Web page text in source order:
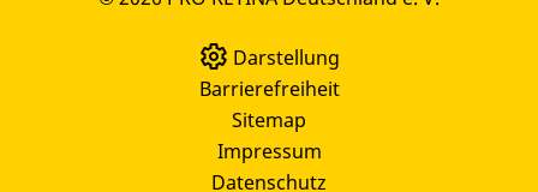
Darstellung
Barrierefreiheit
Sitemap
Impressum
Datenschutz